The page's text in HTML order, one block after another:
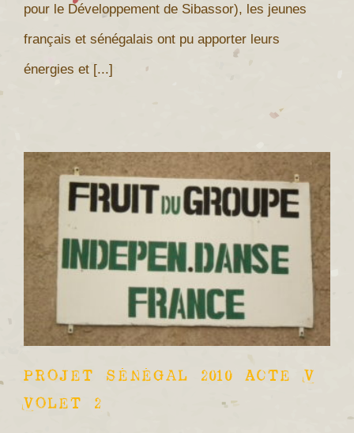
pour le Développement de Sibassor), les jeunes
français et sénégalais ont pu apporter leurs
énergies et [...]
Projet Sénégal 2010 Acte V
Volet 2